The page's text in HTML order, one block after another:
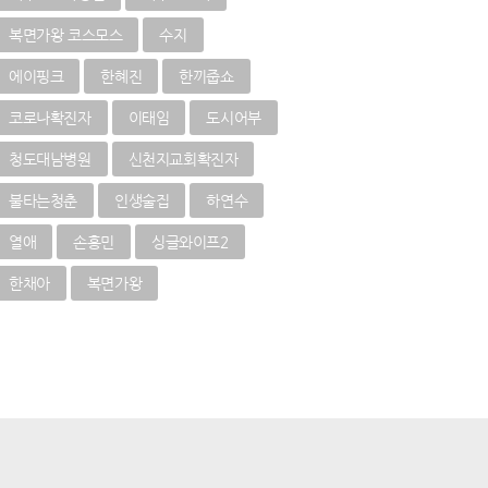
복면가왕 코스모스 수지
에이핑크 한혜진 한끼줍쇼
코로나확진자 이태임 도시어부
청도대남병원 신천지교회확진자
불타는청춘 인생술집 하연수
열애 손흥민 싱글와이프2
한채아 복면가왕